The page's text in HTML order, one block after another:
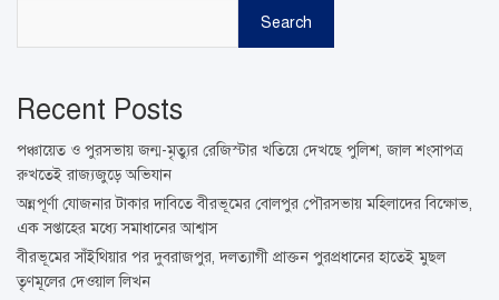
Search
Recent Posts
পঞ্চায়েত ও পুরসভায় জন্ম-মৃত্যুর রেজিস্টার খতিয়ে দেখছে পুলিশ, জাল শংসাপত্র
রুখতেই রাজ্যজুড়ে অভিযান
অন্নপূর্ণা যোজনার টাকার দাবিতে বীরভূমের বোলপুর পৌরসভায় মহিলাদের বিক্ষোভ,
এক সপ্তাহের মধ্যে সমাধানের আশ্বাস
বীরভূমের সাঁইথিয়ার পর দুবরাজপুর, দলত্যাগী প্রাক্তন পুরপ্রধানের হাতেই মুছল
তৃণমূলের দেওয়াল লিখন